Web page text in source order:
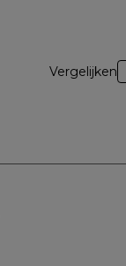
Vergelijken